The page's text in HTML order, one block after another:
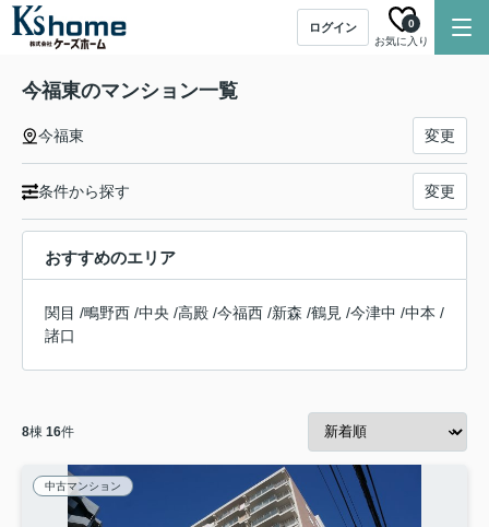
ログイン
お気に入り
0
今福東のマンション一覧
今福東 変更
条件から探す 変更
おすすめのエリア
関目 /鴫野西 /中央 /高殿 /今福西 /新森 /鶴見 /今津中 /中本 /
諸口
8棟 16件
中古マンション